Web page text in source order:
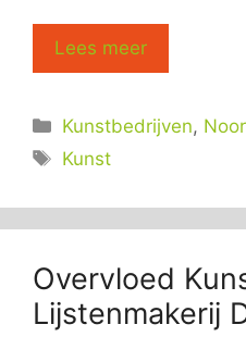
Lees meer
Categorieën
Kunstbedrijven,
Tags
Kunst
Overvloed
Lijstenmakerij